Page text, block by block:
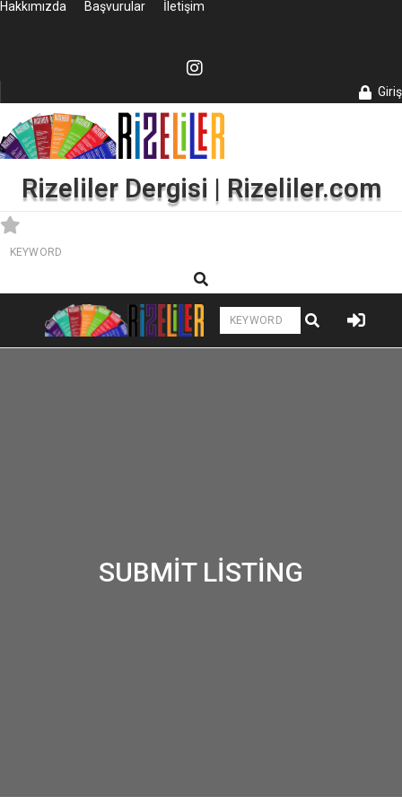
Hakkımızda Başvurular İletişim
Giriş
Rizeliler Dergisi | Rizeliler.com
SUBMIT LISTING